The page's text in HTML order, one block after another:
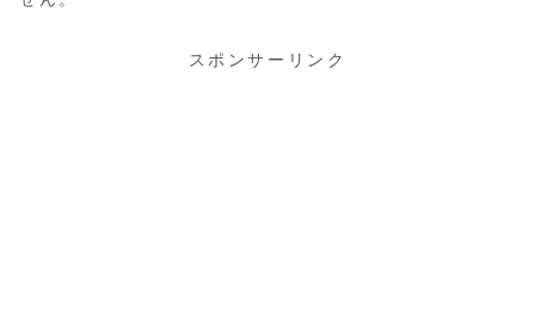
スポンサーリンク